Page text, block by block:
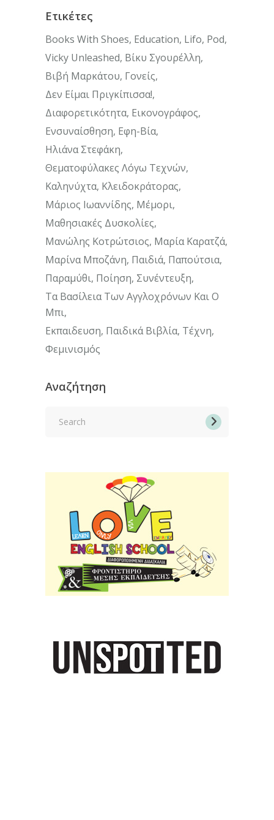
Ετικέτες
Books With Shoes Education Lifo Pod
Vicky Unleashed Βίκυ Σγουρέλλη
Βιβή Μαρκάτου Γονείς
Δεν Είμαι Πριγκίπισσα!
Διαφορετικότητα Εικονογράφος
Ενσυναίσθηση Εφη-Βία
Ηλιάνα Στεφάκη
Θεματοφύλακες Λόγω Τεχνών
Καληνύχτα Κλειδοκράτορας
Μάριος Ιωαννίδης Μέμορι
Μαθησιακές Δυσκολίες
Μανώλης Κοτρώτσιος Μαρία Καρατζά
Μαρίνα Μποζάνη Παιδιά Παπούτσια
Παραμύθι Ποίηση Συνέντευξη
Τα Βασίλεια Των Αγγλοχρόνων Και Ο
Μπι
Εκπαιδευση Παιδικά Βιβλία Τέχνη
Φεμινισμός
Αναζήτηση